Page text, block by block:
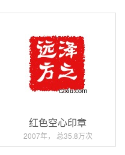
红色空心印章
2007年， 总35.8万次